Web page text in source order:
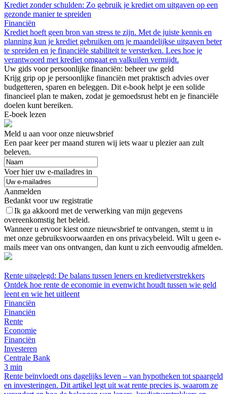
Krediet zonder schulden: Zo gebruik je krediet om uitgaven op een
gezonde manier te spreiden
Financiën
Krediet hoeft geen bron van stress te zijn. Met de juiste kennis en
planning kun je krediet gebruiken om je maandelijkse uitgaven beter
te spreiden en je financiële stabiliteit te versterken. Lees hoe je
verantwoord met krediet omgaat en valkuilen vermijdt.
Uw gids voor persoonlijke financiën: beheer uw geld
Krijg grip op je persoonlijke financiën met praktisch advies over
budgetteren, sparen en beleggen. Dit e-book helpt je een solide
financieel plan te maken, zodat je gemoedsrust hebt en je financiële
doelen kunt bereiken.
E-boek lezen
Meld u aan voor onze nieuwsbrief
Een paar keer per maand sturen wij iets waar u plezier aan zult
beleven.
Voer hier uw e-mailadres in
Aanmelden
Bedankt voor uw registratie
Ik ga akkoord met de verwerking van mijn gegevens
overeenkomstig het beleid.
Wanneer u ervoor kiest onze nieuwsbrief te ontvangen, stemt u in
met onze gebruiksvoorwaarden en ons privacybeleid. Wilt u geen e-
mails meer van ons ontvangen, dan kunt u zich eenvoudig afmelden.
Rente uitgelegd: De balans tussen leners en kredietverstrekkers
Ontdek hoe rente de economie in evenwicht houdt tussen wie geld
leent en wie het uitleent
Financiën
Financiën
Rente
Economie
Financiën
Investeren
Centrale Bank
3 min
Rente beïnvloedt ons dagelijks leven – van hypotheken tot spaargeld
en investeringen. Dit artikel legt uit wat rente precies is, waarom ze